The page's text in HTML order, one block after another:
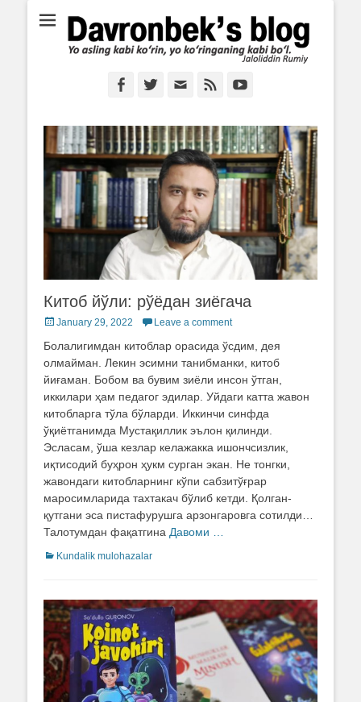
Davronbek's blog
Ё аслинг каби кўрин, ё кўринганинг каби бўл. Ж.Румий
Facebook
Twitter Email Feed
Китоб йўли: рўёдан зиёгача
Posted
January 29, 2022 Leave a comment
Болалигимдан китоблар орасида ўсдим, дея
олмайман. Лекин эсимни танибманки, китоб
йиғаман. Бобом ва бувим зиёли инсон ўтган,
иккилари ҳам педагог эдилар. Уйдаги катта жавон
китобларга тўла бўларди. Иккинчи синфда
ўқиётганимда Мустақиллик эълон қилинди.
Эсласам, ўша кезлар келажакка ишончсизлик,
иқтисодий буҳрон ҳукм сурган экан. Не тонгки,
жавондаги китобларнинг кўпи сабзитўғрар
маросимларида тахтакач бўлиб кетди. Қолган-
қутгани эса пистафурушга арзонгаровга сотилди…
Талотумдан фақатгина Давоми …
Categories
Kundalik mulohazalar